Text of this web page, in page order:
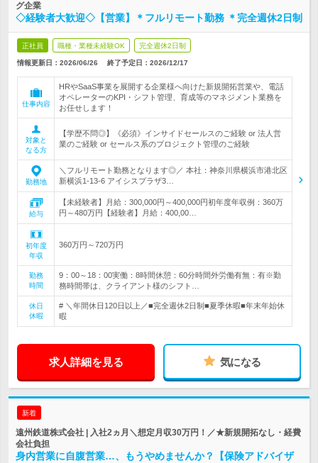
グ企業
◇経験者大歓迎◇【営業】＊フルリモート勤務 ＊完全週休2日制
正社員 職種・業種未経験OK 完全週休2日制
情報更新日：2026/06/26 終了予定日： 2026/12/17
仕事内容
HRやSaaS事業を展開する企業様へ向けた新規開拓営業や、電話
オペレーターのKPI・シフト管理、育成等のマネジメント業務を
お任せします！
対象と
なる方
【学歴不問◎】《必須》インサイドセールスのご経験 or 法人営
業のご経験 or セールス系のプロジェクト管理のご経験
勤務地
＼フルリモート勤務となります◎／ 本社：神奈川県横浜市港北区
新横浜1-13-6 アイシスプラザ3…
給与
【未経験者】月給：300,000円～400,000円初年度年収例：360万
円～480万円【経験者】月給：400,00…
初年度
年収
360万円～720万円
勤務
時間
9：00～18：00実働：8時間休憩：60分時間外労働有無：有※勤
務時間帯は、クライアント様のシフト…
休日
休暇
# ＼年間休日120日以上／■完全週休2日制■夏季休暇■年末年始休
暇
求人詳細を見る 気になる
新着
遠州鉄道株式会社 | 入社2ヵ月＼想定月収30万円！／★新規開拓なし・経費
会社負担
身内営業に自腹営業…、もうやめませんか？【保険アドバイザ